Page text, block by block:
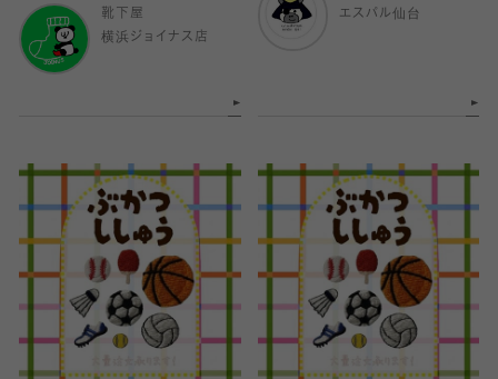
靴下屋
横浜ジョイナス店
エスパル仙台